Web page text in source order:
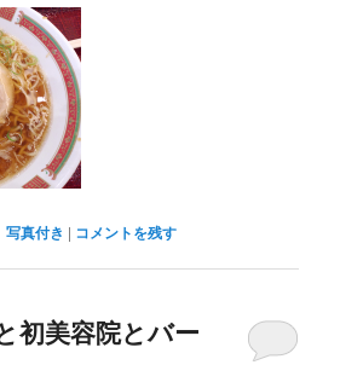
、写真付き | コメントを残す
初美容院とバー